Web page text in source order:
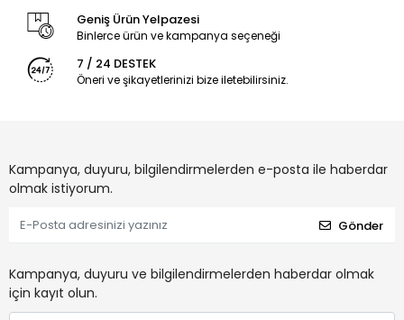
Geniş Ürün Yelpazesi
Binlerce ürün ve kampanya seçeneği
7 / 24 DESTEK
Öneri ve şikayetlerinizi bize iletebilirsiniz.
Kampanya, duyuru, bilgilendirmelerden e-posta ile haberdar
olmak istiyorum.
Gönder
Kampanya, duyuru ve bilgilendirmelerden haberdar olmak
için kayıt olun.